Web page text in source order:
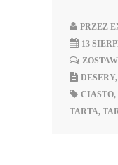
PRZEZ
13
DESERY,
CIASTO,
TARTA,